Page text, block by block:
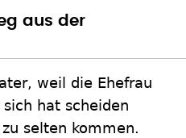
aus der
weil die Ehefrau
hat scheiden
selten kommen.